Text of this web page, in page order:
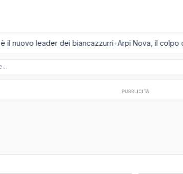
nuovo leader dei biancazzurri•Arpi Nova, il colpo
PUBBLICITÀ